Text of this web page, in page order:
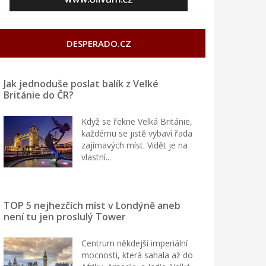
DESPERADO.CZ
Jak jednoduše poslat balík z Velké
Británie do ČR?
Když se řekne Velká Británie,
každému se jistě vybaví řada
zajímavých míst. Vidět je na
vlastní...
TOP 5 nejhezčích míst v Londýně aneb
není tu jen proslulý Tower
Centrum někdejší imperiální
mocnosti, která sahala až do